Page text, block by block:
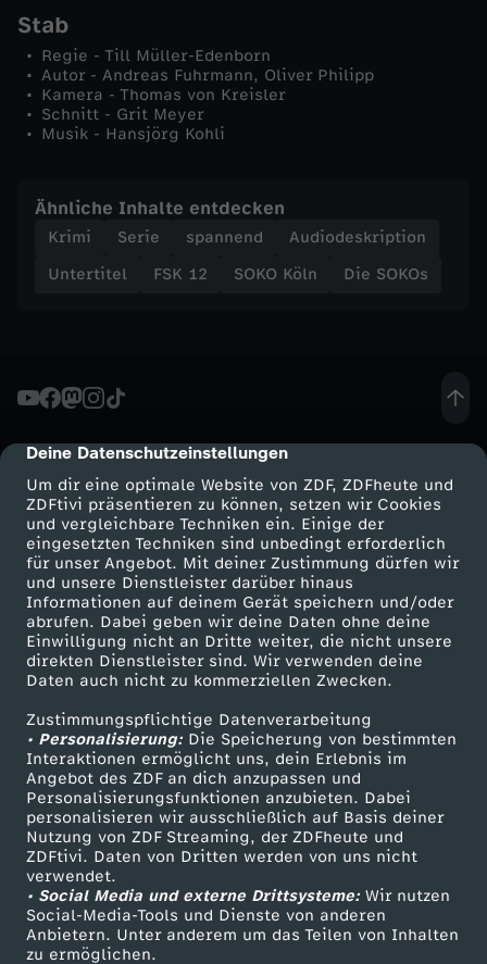
cmp-dialog-description
Deine Datenschutzeinstellungen
Um dir eine optimale Website von ZDF, ZDFheute und
ZDFtivi präsentieren zu können, setzen wir Cookies
und vergleichbare Techniken ein. Einige der
eingesetzten Techniken sind unbedingt erforderlich
für unser Angebot. Mit deiner Zustimmung dürfen wir
und unsere Dienstleister darüber hinaus
Informationen auf deinem Gerät speichern und/oder
abrufen. Dabei geben wir deine Daten ohne deine
Einwilligung nicht an Dritte weiter, die nicht unsere
direkten Dienstleister sind. Wir verwenden deine
Daten auch nicht zu kommerziellen Zwecken.
Zustimmungspflichtige Datenverarbeitung
• Personalisierung:Die Speicherung von bestimmten
Interaktionen ermöglicht uns, dein Erlebnis im
Angebot des ZDF an dich anzupassen und
Personalisierungsfunktionen anzubieten. Dabei
personalisieren wir ausschließlich auf Basis deiner
Nutzung von ZDF Streaming, der ZDFheute und
ZDFtivi. Daten von Dritten werden von uns nicht
verwendet.
• Social Media und externe Drittsysteme:Wir nutzen
Social-Media-Tools und Dienste von anderen
Anbietern. Unter anderem um das Teilen von Inhalten
zu ermöglichen.
Stab
Regie - Till Müller-Edenborn
Autor - Andreas Fuhrmann, Oliver Philipp
Kamera - Thomas von Kreisler
Schnitt - Grit Meyer
Musik - Hansjörg Kohli
Ähnliche Inhalte entdecken
Krimi Serie spannend
Audiodeskription
Untertitel
FSK 12 SOKO Köln Die SOKOs
Mehr ZDF
ZDF-Apps
Smart TV
ZDFtext
Livestreams
Sendungen A-Z
TV-Programm
Service
ZDFmitreden
Kontakt zum ZDF
Tickets
Zuschauerservice
Hilfe
ZDF Unternehmen
Karriere